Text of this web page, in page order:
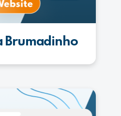
Brumadinho